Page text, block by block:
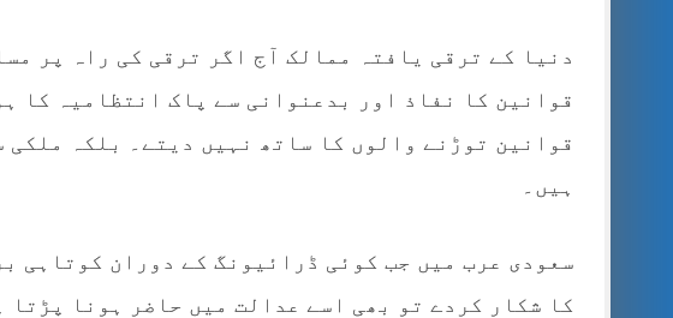
دنیا کے ترقی یافتہ ممالک آج اگر ترقی کی راہ پر
قوانین کا نفاذ اور بدعنوانی سے پاک انتظامیہ کا
قوانین توڑنے والوں کا ساتھ نہیں دیتے۔ بلکہ ملکی
ہیں۔
سعودی عرب میں جب کوئی ڈرائیونگ کے دوران کوتاہی
کا شکار کردے تو بھی اسے عدالت میں حاضر ہونا پڑتا